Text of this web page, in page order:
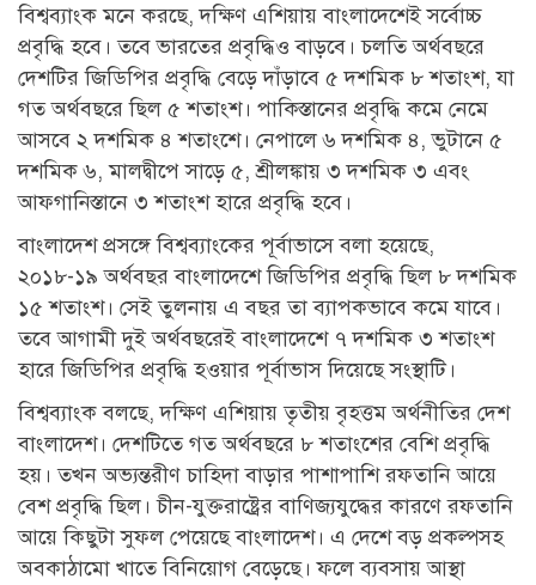
বিশ্বব্যাংক মনে করছে, দক্ষিণ এশিয়ায় বাংলাদেশেই সর্বোচ্চ
প্রবৃদ্ধি হবে। তবে ভারতের প্রবৃদ্ধিও বাড়বে। চলতি অর্থবছরে
দেশটির জিডিপির প্রবৃদ্ধি বেড়ে দাঁড়াবে ৫ দশমিক ৮ শতাংশ, যা
গত অর্থবছরে ছিল ৫ শতাংশ। পাকিস্তানের প্রবৃদ্ধি কমে নেমে
আসবে ২ দশমিক ৪ শতাংশে। নেপালে ৬ দশমিক ৪, ভুটানে ৫
দশমিক ৬, মালদ্বীপে সাড়ে ৫, শ্রীলঙ্কায় ৩ দশমিক ৩ এবং
আফগানিস্তানে ৩ শতাংশ হারে প্রবৃদ্ধি হবে।
বাংলাদেশ প্রসঙ্গে বিশ্বব্যাংকের পূর্বাভাসে বলা হয়েছে,
২০১৮-১৯ অর্থবছর বাংলাদেশে জিডিপির প্রবৃদ্ধি ছিল ৮ দশমিক
১৫ শতাংশ। সেই তুলনায় এ বছর তা ব্যাপকভাবে কমে যাবে।
তবে আগামী দুই অর্থবছরেই বাংলাদেশে ৭ দশমিক ৩ শতাংশ
হারে জিডিপির প্রবৃদ্ধি হওয়ার পূর্বাভাস দিয়েছে সংস্থাটি।
বিশ্বব্যাংক বলছে, দক্ষিণ এশিয়ায় তৃতীয় বৃহত্তম অর্থনীতির দেশ
বাংলাদেশ। দেশটিতে গত অর্থবছরে ৮ শতাংশের বেশি প্রবৃদ্ধি
হয়। তখন অভ্যন্তরীণ চাহিদা বাড়ার পাশাপাশি রফতানি আয়ে
বেশ প্রবৃদ্ধি ছিল। চীন-যুক্তরাষ্ট্রের বাণিজ্যযুদ্ধের কারণে রফতানি
আয়ে কিছুটা সুফল পেয়েছে বাংলাদেশ। এ দেশে বড় প্রকল্পসহ
অবকাঠামো খাতে বিনিয়োগ বেড়েছে। ফলে ব্যবসায় আস্থা